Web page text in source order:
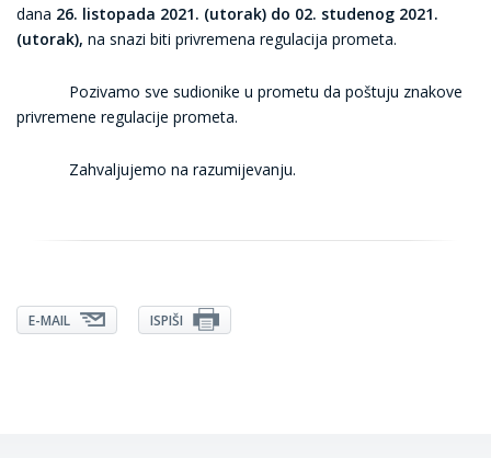
dana 26. listopada 2021. (utorak) do 02. studenog 2021.
(utorak), na snazi biti privremena regulacija prometa.
Pozivamo sve sudionike u prometu da poštuju znakove
privremene regulacije prometa.
Zahvaljujemo na razumijevanju.
E-MAIL ISPIŠI